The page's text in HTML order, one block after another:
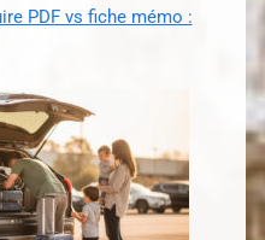
PDF vs fiche mémo :